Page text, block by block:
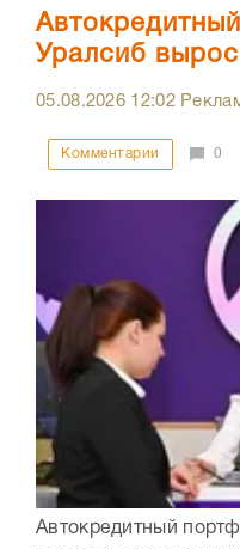
Уралсиб
05.08.2026 12:02
Комментарии 0
Автокредитный